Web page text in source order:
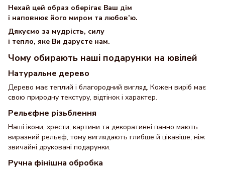
Нехай цей образ оберігає Ваш дім
і наповнює його миром та любов’ю.
Дякуємо за мудрість, силу
і тепло, яке Ви даруєте нам.
Чому обирають наші подарунки на ювілей
Натуральне дерево
Дерево має теплий і благородний вигляд. Кожен виріб має
свою природну текстуру, відтінок і характер.
Рельєфне різьблення
Наші ікони, хрести, картини та декоративні панно мають
виразний рельєф, тому виглядають глибше й цікавіше, ніж
звичайні друковані подарунки.
Ручна фінішна обробка